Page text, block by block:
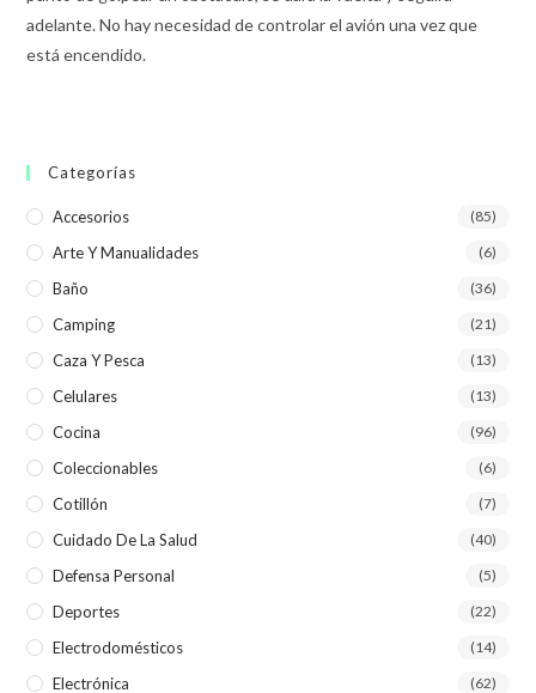
adelante. No hay necesidad de controlar el avión una vez que
está encendido.
Categorías
Accesorios (85)
Arte Y Manualidades (6)
Baño (36)
Camping (21)
Caza Y Pesca (13)
Celulares (13)
Cocina (96)
Coleccionables (6)
Cotillón (7)
Cuidado De La Salud (40)
Defensa Personal (5)
Deportes (22)
Electrodomésticos (14)
Electrónica (62)